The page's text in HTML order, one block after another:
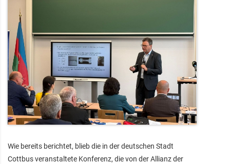
Wie bereits berichtet, blieb die in der deutschen Stadt
Cottbus veranstaltete Konferenz, die von der Allianz der